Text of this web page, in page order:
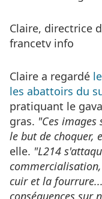
Claire, directrice
francetv info
Claire a regardé
les abattoirs du
pratiquant le
gras. "Ces
le but de choquer,
elle. "L214
cuir et la